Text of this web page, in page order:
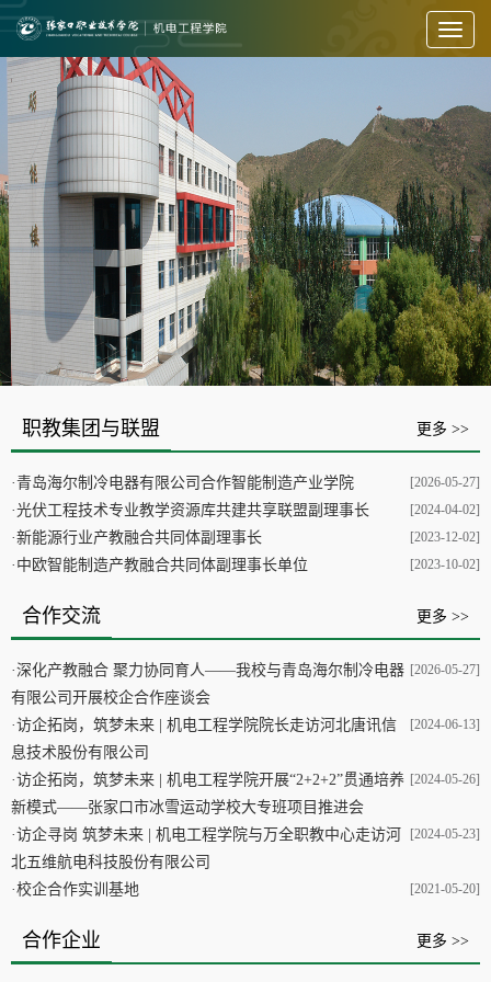
Toggle
职教集团与联盟 更多 >>
[2026-05-27]
·青岛海尔制冷电器有限公司合作智能制造产业学院
[2024-04-02]
·光伏工程技术专业教学资源库共建共享联盟副理事长
[2023-12-02]
·新能源行业产教融合共同体副理事长
[2023-10-02]
· 中欧智能制造产教融合共同体副理事长单位
合作交流 更多 >>
[2026-05-27]
·深化产教融合 聚力协同育人——我校与青岛海尔制冷电器
有限公司开展校企合作座谈会
[2024-06-13]
·访企拓岗，筑梦未来 | 机电工程学院院长走访河北唐讯信
息技术股份有限公司
[2024-05-26]
·访企拓岗，筑梦未来 | 机电工程学院开展“2+2+2”贯通培养
新模式——张家口市冰雪运动学校大专班项目推进会
[2024-05-23]
·访企寻岗 筑梦未来 | 机电工程学院与万全职教中心走访河
北五维航电科技股份有限公司
[2021-05-20]
·校企合作实训基地
合作企业 更多 >>